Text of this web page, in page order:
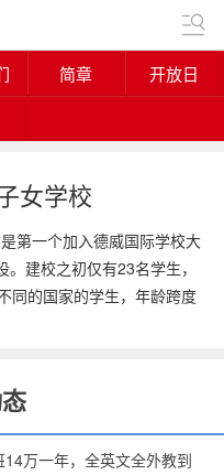
简章
开放日
女学校
第一个加入德威国际学校大
建校之初仅有23名学生，
同的国家的学生，年龄跨度
万一年，全英文全外教到